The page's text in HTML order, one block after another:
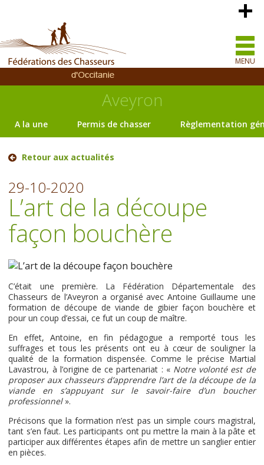
MENU
Aveyron
A la une Permis de chasser Règlementation
Retour aux actualités
29-10-2020
L’art de la découpe
façon bouchère
C’était une première. La Fédération Départementale des
Chasseurs de l’Aveyron a organisé avec Antoine Guillaume une
formation de découpe de viande de gibier façon bouchère et
pour un coup d’essai, ce fut un coup de maître.
En effet, Antoine, en fin pédagogue a remporté tous les
suffrages et tous les présents ont eu à cœur de souligner la
qualité de la formation dispensée. Comme le précise Martial
Lavastrou, à l’origine de ce partenariat : « Notre volonté est de
proposer aux chasseurs d’apprendre l’art de la découpe de la
viande en s’appuyant sur le savoir-faire d’un boucher
professionnel».
Précisons que la formation n’est pas un simple cours magistral,
tant s’en faut. Les participants ont pu mettre la main à la pâte et
participer aux différentes étapes afin de mettre un sanglier entier
en pièces.